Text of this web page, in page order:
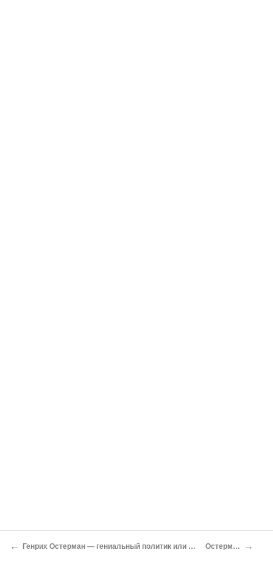
← Генрих Остерман — гениальный политик или беспринципный интриган? © М. П. Згурская, А. Н. Корсун, 2011 Остерман при Петре I →